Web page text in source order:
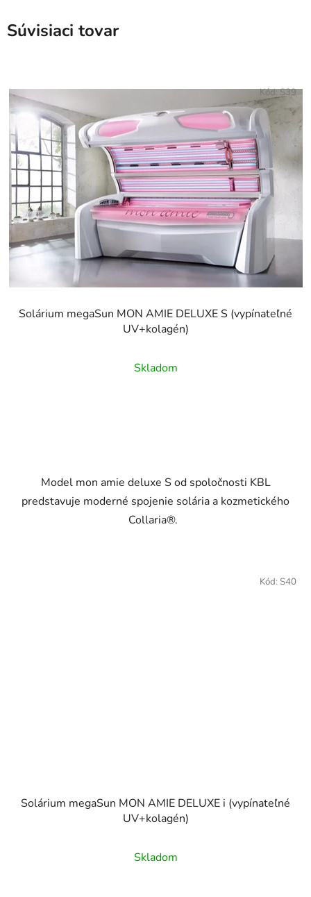
Súvisiaci tovar
Solárium megaSun MON AMIE DELUXE S (vypínateľné
UV+kolagén)
Skladom
Model mon amie deluxe S od spoločnosti KBL
predstavuje moderné spojenie solária a kozmetického
Collaria®.
Kód:S39
Solárium megaSun MON AMIE DELUXE i (vypínateľné
UV+kolagén)
Skladom
Kód: S40